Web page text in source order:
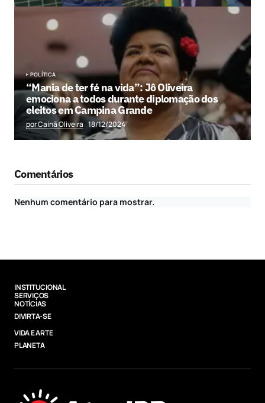
POLÍTICA
“Mania de ter fé na vida”: Jô Oliveira
emociona a todos durante diplomação dos
eleitos em Campina Grande
por Cainã Oliveira 18/12/2024
Comentários
Nenhum comentário para mostrar.
INSTITUCIONAL
SERVIÇOS
NOTÍCIAS
DIVIRTA-SE
VIDA E ARTE
PLANETA